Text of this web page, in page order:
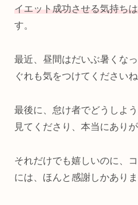
イエット成功させる気持ち
す。
最近、昼間はだいぶ暑くな
ぐれも気をつけてくださいね
最後に、怠け者でどうしよ
見てくださり、本当にあり
それだけでも嬉しいのに、
には、ほんと感謝しかありま